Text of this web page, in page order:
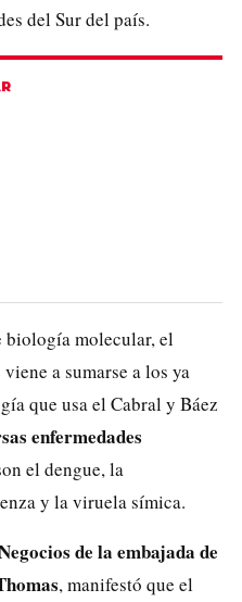
del Sur del país.
biología molecular, el
a sumarse a los ya
que usa el Cabral y Báez
enfermedades
el dengue, la
y la viruela símica.
de la embajada de
, manifestó que el